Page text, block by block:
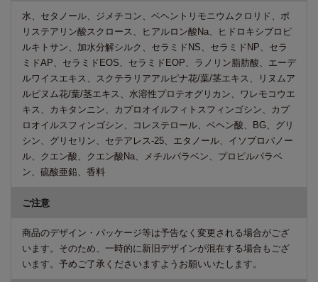
水、セタノール、ジメチコン、ベヘントリモニウムクロリド、ポ
リステアリン酸スクロース、ヒアルロン酸Na、ヒドロキシプロピ
ルキトサン、加水分解シルク、セラミドNS、セラミドNP、セラ
ミドAP、セラミドEOS、セラミドEOP、ラノリン脂肪酸、エーデ
ルワイスエキス、スクテラリアアルピナ花/葉/茎エキス、リヌムア
ルピヌム花/葉/茎エキス、水溶性プロテオグリカン、ワレモコウエ
キス、カキタンニン、カプロオイルフィトスフィンゴシン、カプ
ロオイルスフィンゴシン、コレステロール、ベヘン酸、BG、グリ
シン、グリセリン、セテアレス-25、エタノール、イソプロパノー
ル、クエン酸、クエン酸Na、メチルパラベン、プロピルパラベ
ン、硫酸亜鉛、香料
ご注意
商品のデザイン・パッケージ等は予告なく変更される場合がござ
います。そのため、一時的に新旧デザインが混在する場合もござ
います。予めご了承くださいますようお願いいたします。